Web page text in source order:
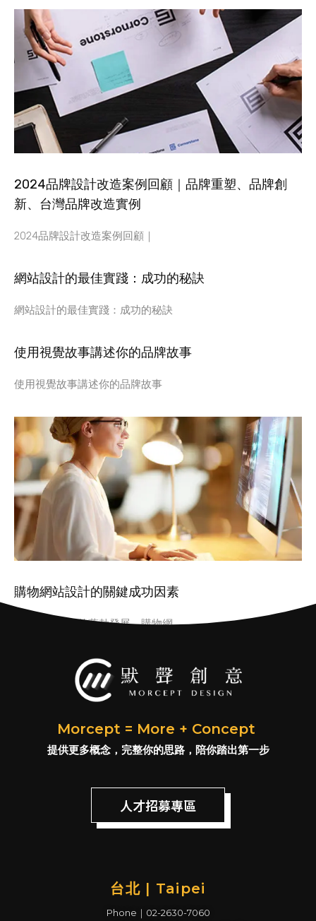
2024品牌設計改造案例回顧｜品牌重塑、品牌創
新、台灣品牌改造實例
2024品牌設計改造案例回顧｜
網站設計的最佳實踐：成功的秘訣
網站設計的最佳實踐：成功的秘訣
使用視覺故事講述你的品牌故事
使用視覺故事講述你的品牌故事
購物網站設計的關鍵成功因素
隨著電子商務的蓬勃發展，購物網
Morcept = More + Concept
提供更多概念，完整你的思路，陪你踏出第一步
人才招募專區
台北 | Taipei
Phone｜02-2630-7060